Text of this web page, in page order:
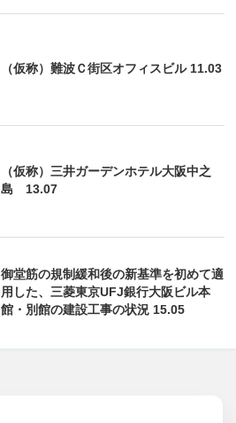
（仮称）難波Ｃ街区オフィスビル 11.03
（仮称）三井ガーデンホテル大阪中之
島 13.07
御堂筋の規制緩和後の新基準を初めて適
用した、三菱東京UFJ銀行大阪ビル本
館・別館の建設工事の状況 15.05